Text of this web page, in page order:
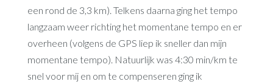
een rond de 3,3 km). Telkens daarna ging het tempo
langzaam weer richting het momentane tempo en er
overheen (volgens de GPS liep ik sneller dan mijn
momentane tempo). Natuurlijk was 4:30 min/km te
snel voor mij en om te compenseren ging ik